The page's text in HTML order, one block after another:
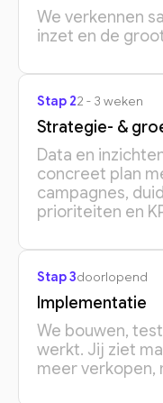
We verkennen
inzet en de
Stap 22 - 3 weken
Strategie- &
Data en
concreet plan
campagnes,
prioriteiten en
Stap 3doorlopend
Implementatie
We bouwen,
werkt. Jij ziet
meer verkopen,